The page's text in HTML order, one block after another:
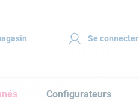
Se connecter
Configurateurs